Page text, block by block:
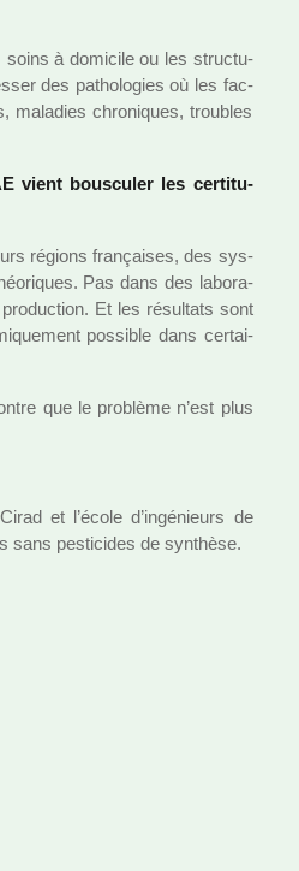
soins à domi­cile ou les struc­tu­
des patho­lo­gies où les fac­
mala­dies chro­ni­ques, trou­bles
vient bous­cu­ler les cer­ti­tu­
régions fran­çai­ses, des sys­
Pas dans des labo­ra­
Et les résul­tats sont
pos­si­ble dans cer­tai­
que le pro­blème n’est plus
et l’école d’ingé­nieurs de
sans pes­ti­ci­des de syn­thèse.